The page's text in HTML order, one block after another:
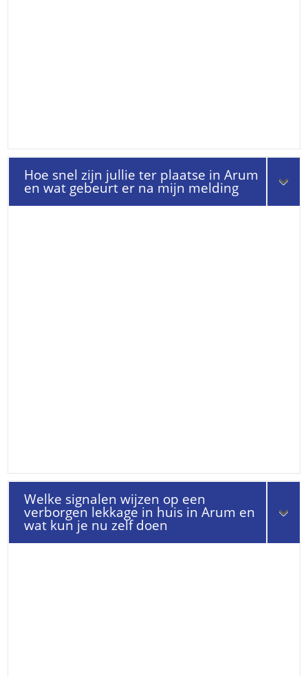
Hoe snel zijn jullie ter plaatse in Arum
en wat gebeurt er na mijn melding
Welke signalen wijzen op een
verborgen lekkage in huis in Arum en
wat kun je nu zelf doen